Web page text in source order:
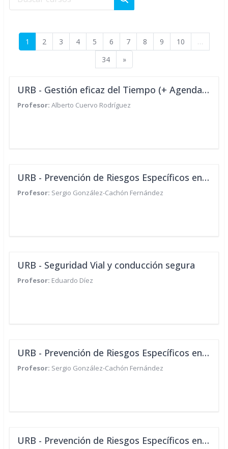
Buscar cursos
1 Página 1
2Página 2
3Página 3
4Página 4
5Página 5
6Página 6
7Página 7
8Página 8
9Página 9
10Página 10
…
34Página 34
»Siguiente página
URB - Gestión eficaz del Tiempo (+ Agenda Outlook 2016)
Profesor: Alberto Cuervo Rodríguez
URB - Prevención de Riesgos Específicos en Puesto de Trabajo: Operario de punto limpio
Profesor: Sergio González-Cachón Fernández
URB - Seguridad Vial y conducción segura
Profesor: Eduardo Díez
URB - Prevención de Riesgos Específicos en tu Puesto de Trabajo: Técnico/a de Dosimetría
Profesor: Sergio González-Cachón Fernández
URB - Prevención de Riesgos Específicos en tu Puesto de Trabajo: Técnico/a de Protección Radiológica